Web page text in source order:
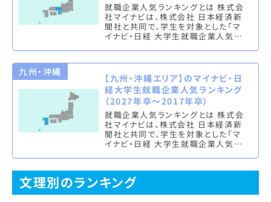
就職企業人気ランキングとは 株式会
社マイナビは、株式会社 日本経済新
聞社と共同で、学生を対象とした「マ
イナビ・日経 大学生就職企業人気ラ
九州・沖縄
【九州・沖縄エリア】のマイナビ・日
経大学生就職企業人気ランキング
（2027年卒～2017年卒）
就職企業人気ランキングとは 株式会
社マイナビは、株式会社 日本経済新
聞社と共同で、学生を対象とした「マ
イナビ・日経 大学生就職企業人気ラ
文理別のランキング